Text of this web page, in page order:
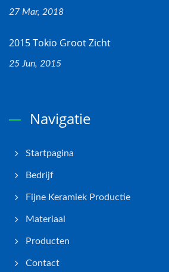
27 Mar, 2018
2015 Tokio Groot Zicht
25 Jun, 2015
Navigatie
Startpagina
Bedrijf
Fijne Keramiek Productie
Materiaal
Producten
Contact